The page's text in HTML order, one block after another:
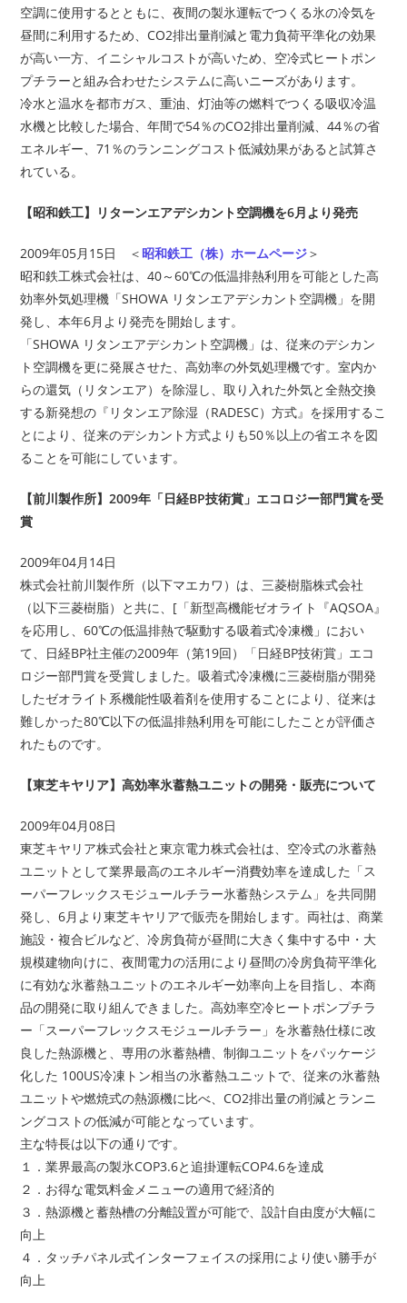
空調に使用するとともに、夜間の製氷運転でつくる氷の冷気を
昼間に利用するため、CO2排出量削減と電力負荷平準化の効果
が高い一方、イニシャルコストが高いため、空冷式ヒートポン
プチラーと組み合わせたシステムに高いニーズがあります。
冷水と温水を都市ガス、重油、灯油等の燃料でつくる吸収冷温
水機と比較した場合、年間で54％のCO2排出量削減、44％の省
エネルギー、71％のランニングコスト低減効果があると試算さ
れている。
【昭和鉄工】リターンエアデシカント空調機を6月より発売
2009年05月15日 ＜ 昭和鉄工（株）ホームページ＞
昭和鉄工株式会社は、40～60℃の低温排熱利用を可能とした高
効率外気処理機「SHOWA リタンエアデシカント空調機」を開
発し、本年6月より発売を開始します。
「SHOWA リタンエアデシカント空調機」は、従来のデシカン
ト空調機を更に発展させた、高効率の外気処理機です。室内か
らの還気（リタンエア）を除湿し、取り入れた外気と全熱交換
する新発想の『リタンエア除湿（RADESC）方式』を採用するこ
とにより、従来のデシカント方式よりも50％以上の省エネを図
ることを可能にしています。
【前川製作所】2009年「日経BP技術賞」エコロジー部門賞を受
賞
2009年04月14日
株式会社前川製作所（以下マエカワ）は、三菱樹脂株式会社
（以下三菱樹脂）と共に、[「新型高機能ゼオライト『AQSOA』
を応用し、60℃の低温排熱で駆動する吸着式冷凍機」におい
て、日経BP社主催の2009年（第19回）「日経BP技術賞」エコ
ロジー部門賞を受賞しました。吸着式冷凍機に三菱樹脂が開発
したゼオライト系機能性吸着剤を使用することにより、従来は
難しかった80℃以下の低温排熱利用を可能にしたことが評価さ
れたものです。
【東芝キヤリア】高効率氷蓄熱ユニットの開発・販売について
2009年04月08日
東芝キヤリア株式会社と東京電力株式会社は、空冷式の氷蓄熱
ユニットとして業界最高のエネルギー消費効率を達成した「ス
ーパーフレックスモジュールチラー氷蓄熱システム」を共同開
発し、6月より東芝キヤリアで販売を開始します。両社は、商業
施設・複合ビルなど、冷房負荷が昼間に大きく集中する中・大
規模建物向けに、夜間電力の活用により昼間の冷房負荷平準化
に有効な氷蓄熱ユニットのエネルギー効率向上を目指し、本商
品の開発に取り組んできました。高効率空冷ヒートポンプチラ
ー「スーパーフレックスモジュールチラー」を氷蓄熱仕様に改
良した熱源機と、専用の氷蓄熱槽、制御ユニットをパッケージ
化した 100US冷凍トン相当の氷蓄熱ユニットで、従来の氷蓄熱
ユニットや燃焼式の熱源機に比べ、CO2排出量の削減とランニ
ングコストの低減が可能となっています。
主な特長は以下の通りです。
１．業界最高の製氷COP3.6と追掛運転COP4.6を達成
２．お得な電気料金メニューの適用で経済的
３．熱源機と蓄熱槽の分離設置が可能で、設計自由度が大幅に
向上
４．タッチパネル式インターフェイスの採用により使い勝手が
向上